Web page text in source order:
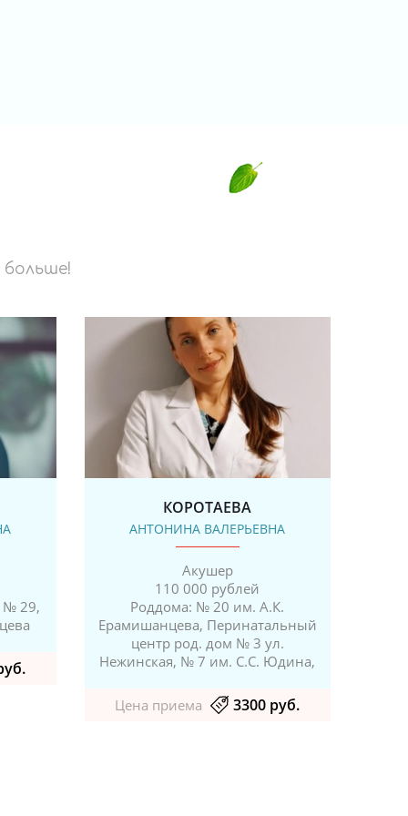
№ 29,
КОРОТАЕВА
АНТОНИНА ВАЛЕРЬЕВНА
Акушер
110 000 рублей
Роддома: № 20 им. А.К.
Ерамишанцева, Перинатальный
центр род. дом № 3 ул.
Нежинская, № 7 им. С.С. Юдина,
Цена приема 3300 руб.